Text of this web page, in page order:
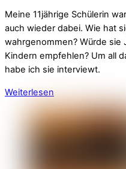
Meine 11jährige Schülerin
auch wieder dabei. Wie hat
wahrgenommen? Würde sie
Kindern empfehlen? Um all
habe ich sie interviewt.
Weiterlesen